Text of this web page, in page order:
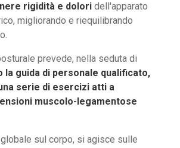
rigidità e dolori dell'apparato
migliorando e riequilibrando
prevede, nella seduta di
la guida di personale qualificato,
serie di esercizi atti a
muscolo-legamentose
sul corpo, si agisce sulle